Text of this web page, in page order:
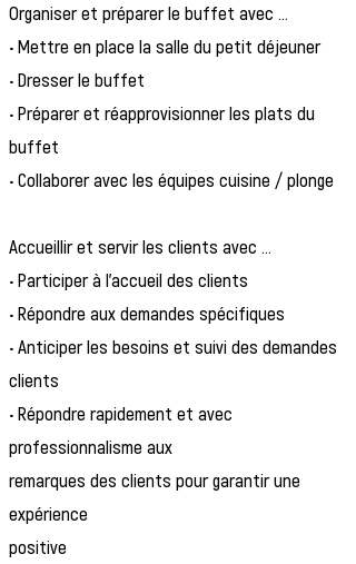
Organiser et préparer le buffet avec ...
• Mettre en place la salle du petit déjeuner
• Dresser le buffet
• Préparer et réapprovisionner les plats du
buffet
• Collaborer avec les équipes cuisine / plonge
Accueillir et servir les clients avec ...
• Participer à l’accueil des clients
• Répondre aux demandes spécifiques
• Anticiper les besoins et suivi des demandes
clients
• Répondre rapidement et avec
professionnalisme aux
remarques des clients pour garantir une
expérience
positive